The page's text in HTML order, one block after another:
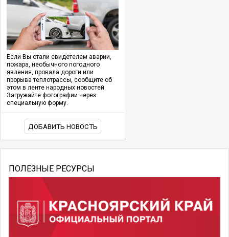
Если Вы стали свидетелем аварии,
пожара, необычного погодного
явления, провала дороги или
прорыва теплотрассы, сообщите об
этом в ленте народных новостей.
Загружайте фотографии через
специальную форму.
ДОБАВИТЬ НОВОСТЬ
ПОЛЕЗНЫЕ РЕСУРСЫ